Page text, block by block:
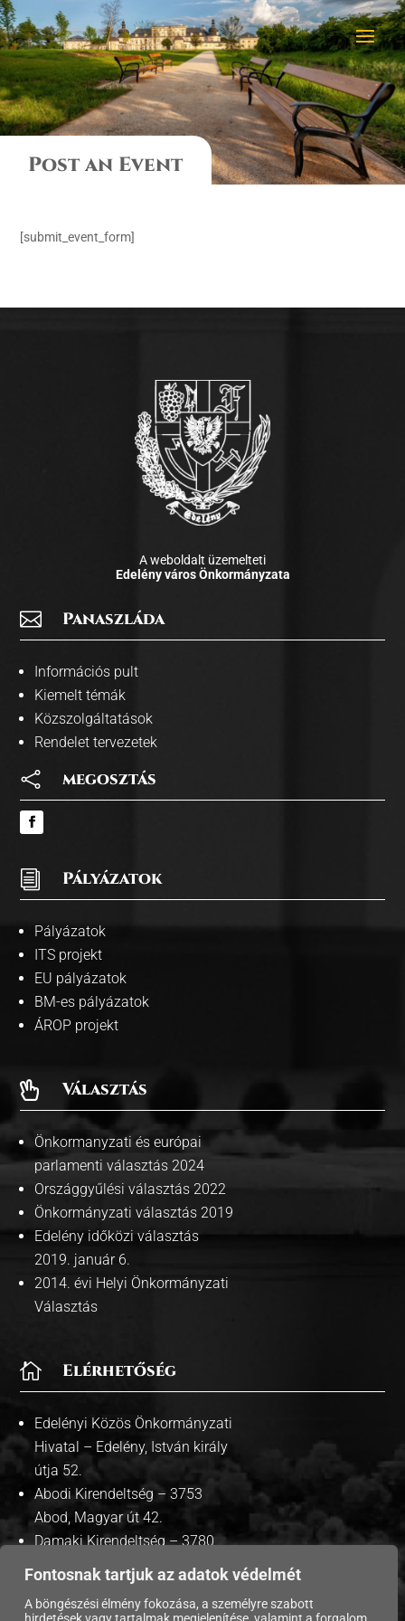
Fontosnak tartjuk az adatok védelmét
A böngészési élmény fokozása, a személyre szabott
Post an Event
[submit_event_form]
A weboldalt üzemelteti
Edelény város Önkormányzata
 Panaszláda
Információs pult
Kiemelt témák
Közszolgáltatások
Rendelet tervezetek
 megosztás
i Pályázatok
Pályázatok
ITS projekt
EU pályázatok
BM-es pályázatok
ÁROP projekt
 Választás
Önkormanyzati és európai
parlamenti választás 2024
Országgyűlési választás 2022
Önkormányzati választás 2019
Edelény időközi választás
2019. január 6.
2014. évi Helyi Önkormányzati
Választás
 Elérhetőség
Edelényi Közös Önkormányzati
Hivatal – Edelény, István király
útja 52.
Abodi Kirendeltség – 3753
Abod, Magyar út 42.
Damaki Kirendeltség – 3780
Damak, Szabadság út 35.